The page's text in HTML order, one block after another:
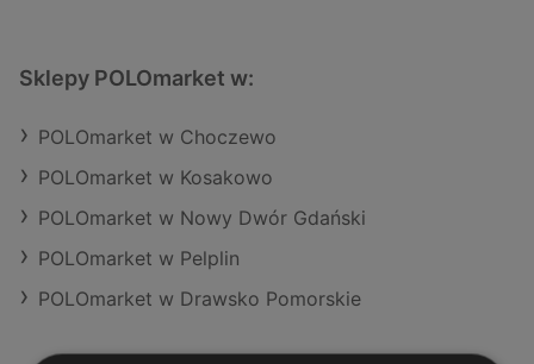
Sklepy POLOmarket w:
POLOmarket w Choczewo
POLOmarket w Kosakowo
POLOmarket w Nowy Dwór Gdański
POLOmarket w Pelplin
POLOmarket w Drawsko Pomorskie